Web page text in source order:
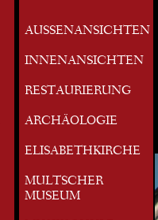
AUSSENANSICHTEN
INNENANSICHTEN
RESTAURIERUNG
ARCHÄOLOGIE
ELISABETHKIRCHE
MULTSCHER
MUSEUM